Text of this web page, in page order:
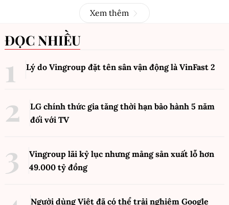
Xem thêm
ĐỌC NHIỀU
Lý do Vingroup đặt tên sân vận động là VinFast 2
LG chính thức gia tăng thời hạn bảo hành 5 năm
đối với TV
Vingroup lãi kỷ lục nhưng mảng sản xuất lỗ hơn
49.000 tỷ đồng
Người dùng Việt đã có thể trải nghiệm Google